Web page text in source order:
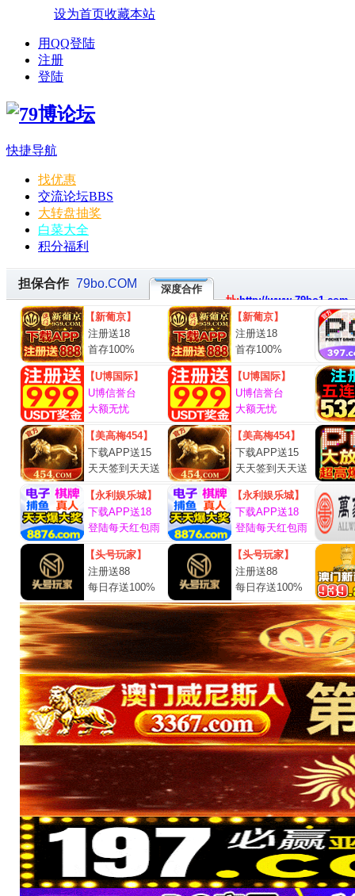
设为首页收藏本站
用QQ登陆
注册
登陆
快捷导航
找优惠
交流论坛BBS
大转盘抽奖
白菜大全
积分福利